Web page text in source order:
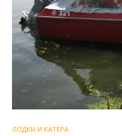
ЛОДКИ И КАТЕРА